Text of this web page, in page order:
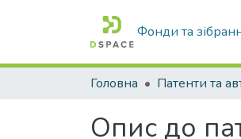
Фонди та
Головна
Опис до